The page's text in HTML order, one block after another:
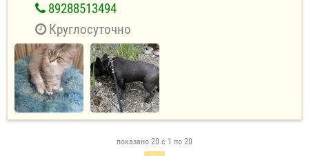
89288513494
Круглосуточно
показано 20 с 1 по 20